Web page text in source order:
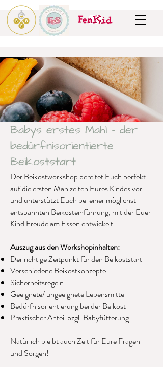
Babys erstes Mahl - der
bedürfnisorientierte
Beikoststart
Der Beikostworkshop bereitet Euch perfekt
auf die ersten Mahlzeiten Eures Kindes vor
und unterstützt Euch bei einer möglichst
entspannten Beikosteinführung, mit der Euer
Kind Freude am Essen entwickelt.
Auszug aus den Workshopinhalten:
Der richtige Zeitpunkt für den Beikoststart
Verschiedene Beikostkonzepte
Sicherheitsregeln
Geeignete/ ungeeignete Lebensmittel
Bedürfnisorientierung bei der Beikost
Praktischer Anteil bzgl. Babyfütterung
Natürlich bleibt auch Zeit für Eure Fragen
und Sorgen!